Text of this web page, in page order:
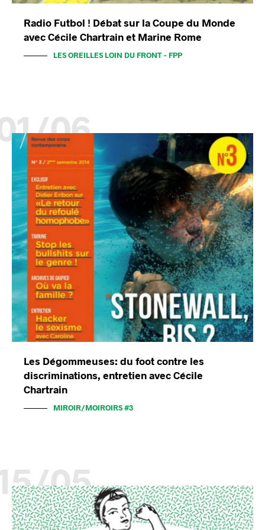
Radio Futbol ! Débat sur la Coupe du Monde
avec Cécile Chartrain et Marine Rome
LES OREILLES LOIN DU FRONT - FPP
06
Les Dégommeuses: du foot contre les
discriminations, entretien avec Cécile
Chartrain
MIROIR/MOIROIRS #3
05